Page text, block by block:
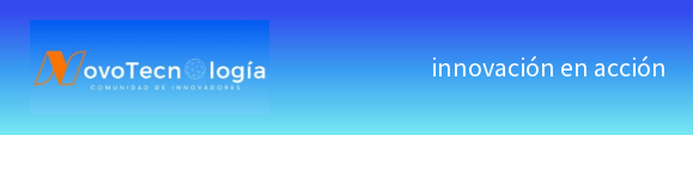
skip
content
innovación en acción